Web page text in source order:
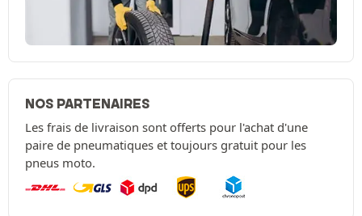
NOS PARTENAIRES
Les frais de livraison sont offerts pour l'achat d'une
paire de pneumatiques et toujours gratuit pour les
pneus moto.